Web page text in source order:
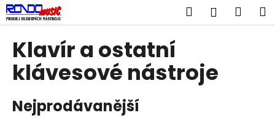
Přejít
na
obsah
Hledat
Klavír a ostatní
klávesové nástroje
Nejprodávanější
K
o
C
o
p
o